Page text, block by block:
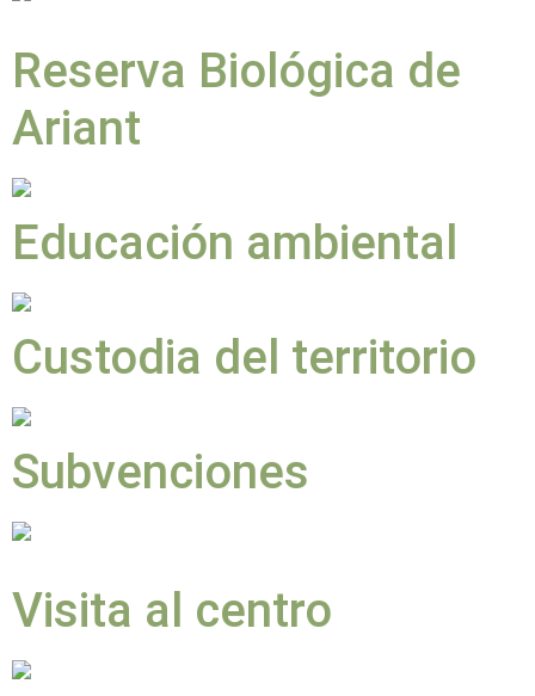
Reserva Biológica de
Ariant
Educación ambiental
Custodia del territorio
Subvenciones
Visita al centro